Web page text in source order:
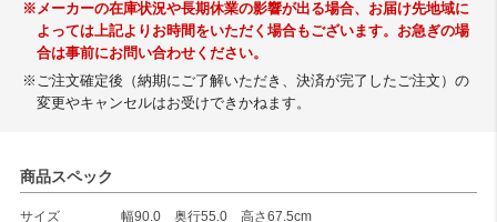
※メーカーの在庫状況や長期休業の影響が出る場合、お届け先地域に
よっては上記よりお時間をいただく場合もございます。お急ぎの場
合は事前にお問い合わせください。
※ご注文確定後（納期にご了解いただき、決済が完了したご注文）の
変更やキャンセルはお受けできかねます。
商品スペック
サイズ
幅90.0 奥行55.0 高さ67.5cm